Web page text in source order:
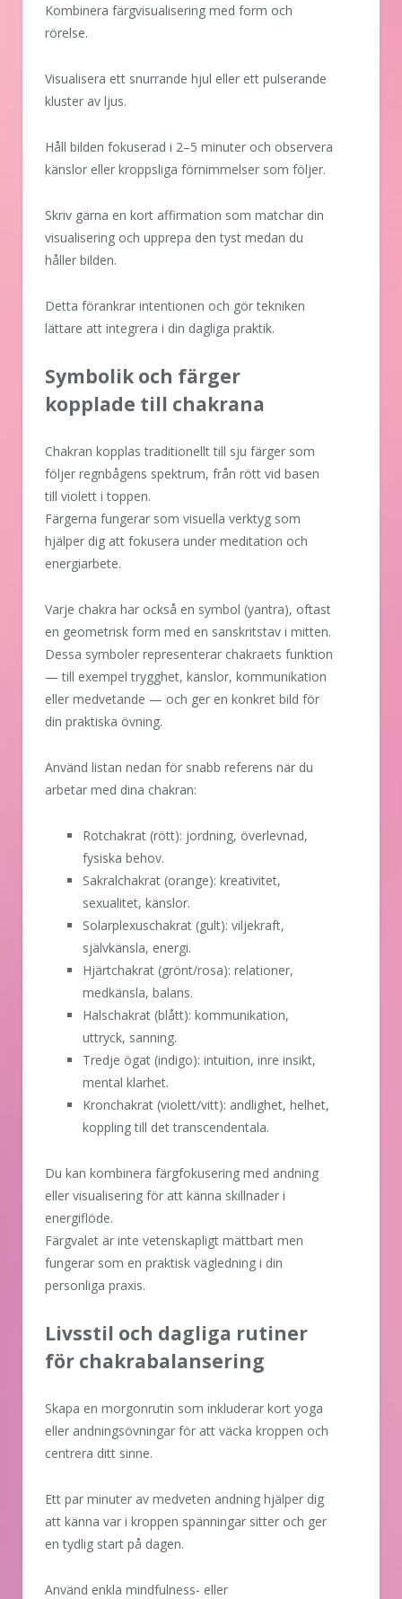
Kombinera färgvisualisering med form och
rörelse.
Visualisera ett snurrande hjul eller ett pulserande
kluster av ljus.
Håll bilden fokuserad i 2–5 minuter och observera
känslor eller kroppsliga förnimmelser som följer.
Skriv gärna en kort affirmation som matchar din
visualisering och upprepa den tyst medan du
håller bilden.
Detta förankrar intentionen och gör tekniken
lättare att integrera i din dagliga praktik.
Symbolik och färger
kopplade till chakrana
Chakran kopplas traditionellt till sju färger som
följer regnbågens spektrum, från rött vid basen
till violett i toppen.
Färgerna fungerar som visuella verktyg som
hjälper dig att fokusera under meditation och
energiarbete.
Varje chakra har också en symbol (yantra), oftast
en geometrisk form med en sanskritstav i mitten.
Dessa symboler representerar chakraets funktion
— till exempel trygghet, känslor, kommunikation
eller medvetande — och ger en konkret bild för
din praktiska övning.
Använd listan nedan för snabb referens när du
arbetar med dina chakran:
Rotchakrat (rött): jordning, överlevnad,
fysiska behov.
Sakralchakrat (orange): kreativitet,
sexualitet, känslor.
Solarplexuschakrat (gult): viljekraft,
självkänsla, energi.
Hjärtchakrat (grönt/rosa): relationer,
medkänsla, balans.
Halschakrat (blått): kommunikation,
uttryck, sanning.
Tredje ögat (indigo): intuition, inre insikt,
mental klarhet.
Kronchakrat (violett/vitt): andlighet, helhet,
koppling till det transcendentala.
Du kan kombinera färgfokusering med andning
eller visualisering för att känna skillnader i
energiflöde.
Färgvalet är inte vetenskapligt mättbart men
fungerar som en praktisk vägledning i din
personliga praxis.
Livsstil och dagliga rutiner
för chakrabalansering
Skapa en morgonrutin som inkluderar kort yoga
eller andningsövningar för att väcka kroppen och
centrera ditt sinne.
Ett par minuter av medveten andning hjälper dig
att känna var i kroppen spänningar sitter och ger
en tydlig start på dagen.
Använd enkla mindfulness- eller